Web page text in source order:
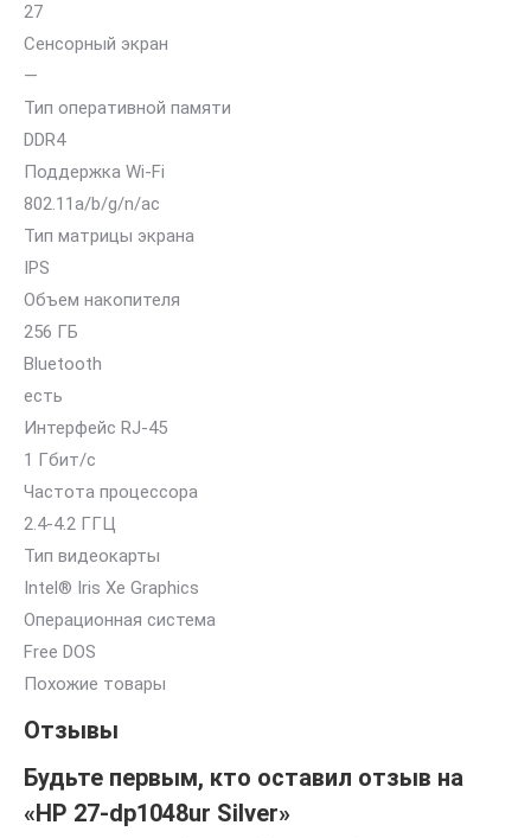
27
Сенсорный экран
—
Тип оперативной памяти
DDR4
Поддержка Wi-Fi
802.11a/b/g/n/ac
Тип матрицы экрана
IPS
Объем накопителя
256 ГБ
Bluetooth
есть
Интерфейс RJ-45
1 Гбит/с
Частота процессора
2.4-4.2 ГГЦ
Тип видеокарты
Intel® Iris Xe Graphics
Операционная система
Free DOS
Похожие товары
Отзывы
Будьте первым, кто оставил отзыв на
«HP 27-dp1048ur Silver»